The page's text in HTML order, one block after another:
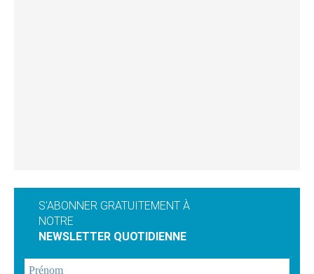
S'ABONNER GRATUITEMENT À
NOTRE
NEWSLETTER QUOTIDIENNE